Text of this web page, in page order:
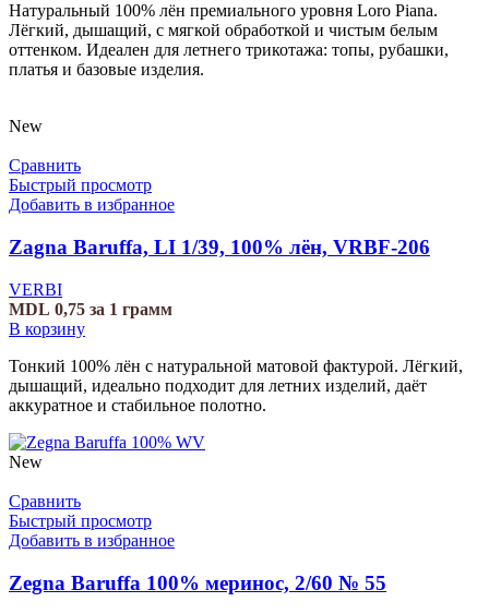
Натуральный 100% лён премиального уровня Loro Piana.
Лёгкий, дышащий, с мягкой обработкой и чистым белым
оттенком. Идеален для летнего трикотажа: топы, рубашки,
платья и базовые изделия.
New
Сравнить
Быстрый просмотр
Добавить в избранное
Zagna Baruffa, LI 1/39, 100% лён, VRBF-206
VERBI
MDL 0,75 за 1 грамм
В корзину
Тонкий 100% лён с натуральной матовой фактурой. Лёгкий,
дышащий, идеально подходит для летних изделий, даёт
аккуратное и стабильное полотно.
New
Сравнить
Быстрый просмотр
Добавить в избранное
Zegna Baruffa 100% меринос, 2/60 № 55